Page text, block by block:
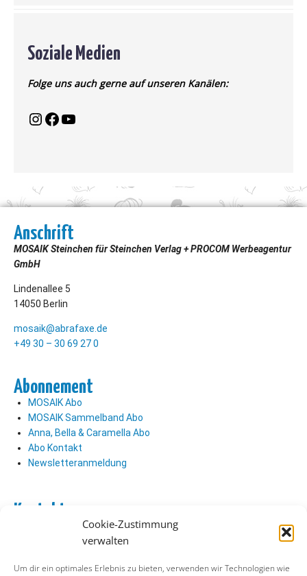
Cookie-Zustimmung
verwalten
Um dir ein optimales Erlebnis zu bieten, verwenden wir Technologien wie
Soziale Medien
Folge uns auch gerne auf unseren Kanälen:
Anschrift
MOSAIK Steinchen für Steinchen Verlag + PROCOM Werbeagentur
GmbH
Lindenallee 5
14050 Berlin
mosaik@abrafaxe.de
+49 30 – 30 69 27 0
Abonnement
MOSAIK Abo
MOSAIK Sammelband Abo
Anna, Bella & Caramella Abo
Abo Kontakt
Newsletteranmeldung
Kontakt
Verlag Kontakt